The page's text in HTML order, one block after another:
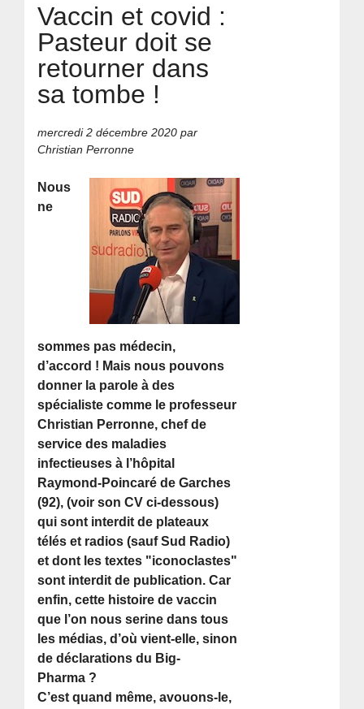
Vaccin et covid :
Pasteur doit se
retourner dans
sa tombe !
mercredi 2 décembre 2020 par
Christian Perronne
Nous
ne
sommes pas médecin,
d’accord ! Mais nous pouvons
donner la parole à des
spécialiste comme le professeur
Christian Perronne, chef de
service des maladies
infectieuses à l’hôpital
Raymond-Poincaré de Garches
(92), (voir son CV ci-dessous)
qui sont interdit de plateaux
télés et radios (sauf Sud Radio)
et dont les textes "iconoclastes"
sont interdit de publication. Car
enfin, cette histoire de vaccin
que l’on nous serine dans tous
les médias, d’où vient-elle, sinon
de déclarations du Big-
Pharma ?
C’est quand même, avouons-le,